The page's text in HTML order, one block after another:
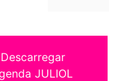
Descarregar
JULIOL